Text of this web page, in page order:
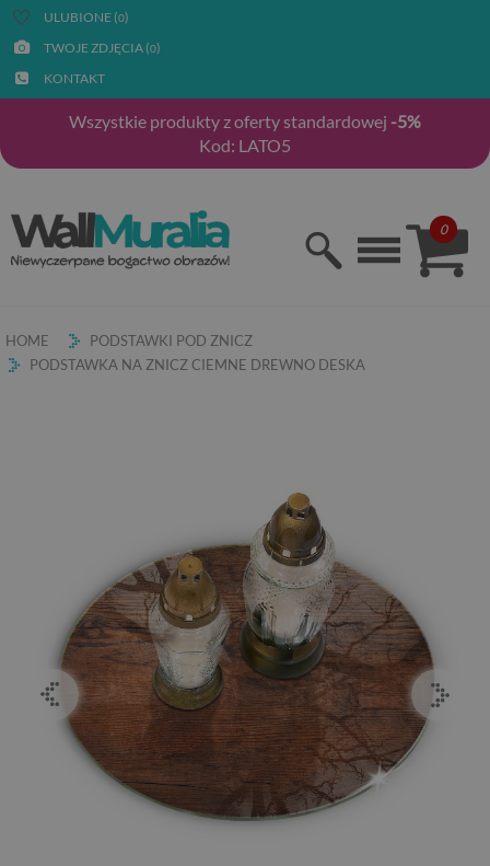
ULUBIONE (0)
TWOJE ZDJĘCIA (0)
KONTAKT
Wszystkie produkty z oferty standardowej -5%
Kod: LATO5
0
HOME
PODSTAWKI POD ZNICZ
PODSTAWKA NA ZNICZ CIEMNE DREWNO DESKA